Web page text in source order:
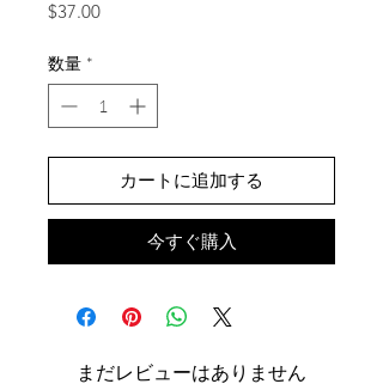
$37.00価格
数量 *
カートに追加する
今すぐ購入
まだレビューはありません